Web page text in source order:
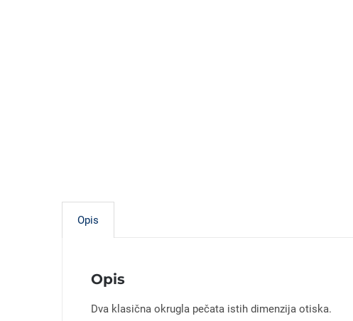
Opis
Opis
Dva klasična okrugla pečata istih dimenzija otiska.